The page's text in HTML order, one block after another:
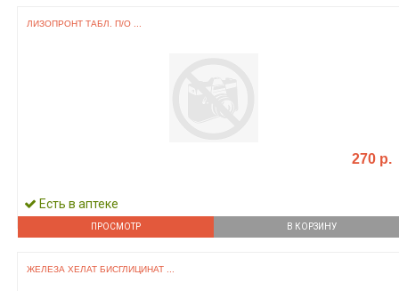
ЛИЗОПРОНТ ТАБЛ. П/О ...
270 р.
Есть в аптеке
ПРОСМОТР В КОРЗИНУ
ЖЕЛЕЗА ХЕЛАТ БИСГЛИЦИНАТ ...